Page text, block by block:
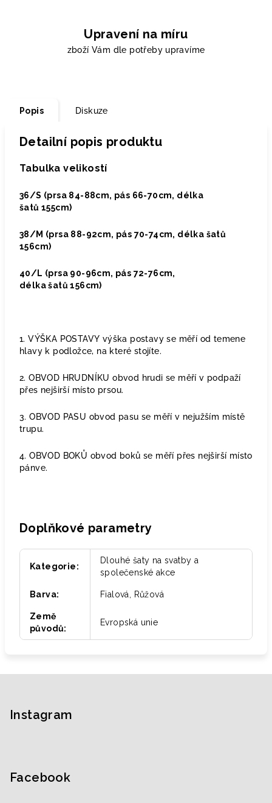
Upravení na míru
zboží Vám dle potřeby upravíme
Popis Diskuze
Detailní popis produktu
Tabulka velikostí
36/S (prsa 84-88cm, pás 66-70cm, délka
šatů 155cm)
38/M (prsa 88-92cm, pás 70-74cm, délka šatů
156cm)
40/L (prsa 90-96cm, pás 72-76cm,
délka šatů 156cm)
1. VÝŠKA POSTAVY výška postavy se měří od temene
hlavy k podložce, na které stojíte.
2. OBVOD HRUDNÍKU obvod hrudi se měří v podpaží
přes nejširší místo prsou.
3. OBVOD PASU obvod pasu se měří v nejužším místě
trupu.
4. OBVOD BOKŮ obvod boků se měří přes nejširší místo
pánve.
Doplňkové parametry
Kategorie:
Dlouhé šaty na svatby a
společenské akce
Barva: Fialová, Růžová
Země
původů:
Evropská unie
Instagram
Facebook